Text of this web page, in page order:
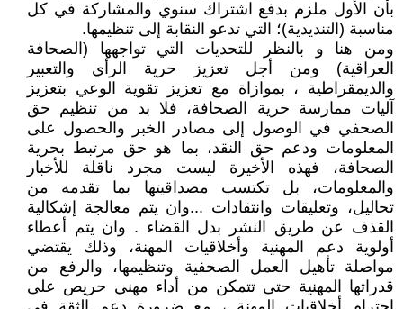
بأن الأول ملزم بدفع اشتراك سنوي والمشاركة في كل
مناسبة (التنديدية)؛ التي تدعو النقابة إلى تنظيمها.
ومن هنا و بالنظر للتحديات التي تواجهها (الصحافة
العراقية) ومن أجل تعزيز حرية الرأي والتعبير
والديمقراطية ، بموازاة مع تعزيز تقوية الوعي بتعزيز
آليات ممارسة حرية الصحافة، فلا بد من تنظيم حق
الصحفي في الوصول إلى مصادر الخبر والحصول على
المعلومات ودعم حق النقد، بما هو حق مرتبط بحرية
الصحافة، فهذه الأخيرة ليست مجرد ناقلة للأخبار
والمعلومات، بل تكتسب مصداقيتها بما تقدمه من
تحاليل، وتعليقات وانتقادات ...وان يتم معالجة إشكالية
القذف عن طريق النشر بدل القضاء . وان يتم أعطاء
أولوية دعم المهنية وأخلاقيات المهنة، وذلك يقتضي
مواصلة تأهيل العمل الصحفية وتنظيمها، والرفع من
قدراتها المهنية حتى تتمكن من أداء مهني حريص على